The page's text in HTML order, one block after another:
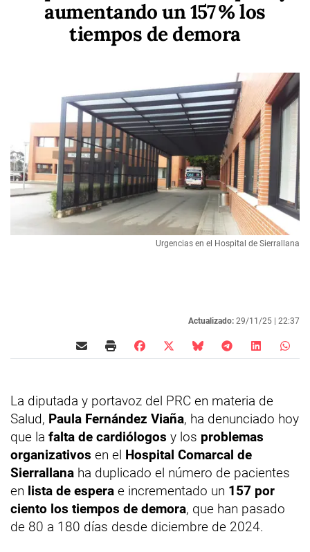
aumentando un 157 % los
tiempos de demora
Urgencias en el Hospital de Sierrallana
Actualizado: 29/11/25 | 22:37
La diputada y portavoz del PRC en materia de
Salud, Paula Fernández Viaña, ha denunciado hoy
que la falta de cardiólogos y los problemas
organizativos en el Hospital Comarcal de
Sierrallana ha duplicado el número de pacientes
en lista de espera e incrementado un 157 por
ciento los tiempos de demora, que han pasado
de 80 a 180 días desde diciembre de 2024.